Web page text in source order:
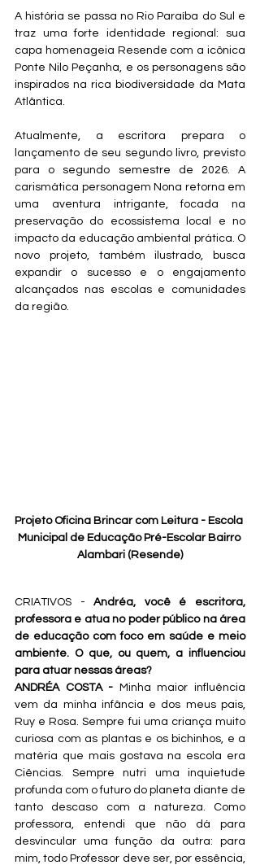
A história se passa no Rio Paraíba do Sul e
traz uma forte identidade regional: sua
capa homenageia Resende com a icônica
Ponte Nilo Peçanha, e os personagens são
inspirados na rica biodiversidade da Mata
Atlântica.
Atualmente, a escritora prepara o
lançamento de seu segundo livro, previsto
para o segundo semestre de 2026. A
carismática personagem Nona retorna em
uma aventura intrigante, focada na
preservação do ecossistema local e no
impacto da educação ambiental prática. O
novo projeto, também ilustrado, busca
expandir o sucesso e o engajamento
alcançados nas escolas e comunidades
da região.
Projeto Oficina Brincar com Leitura - Escola
Municipal de Educação Pré-Escolar Bairro
Alambari (Resende)
CRIATIVOS - Andréa, você é escritora,
professora e atua no poder público na área
de educação com foco em saúde e meio
ambiente. O que, ou quem, a influenciou
para atuar nessas áreas?
ANDRÉA COSTA -
Minha maior influência
vem da minha infância e dos meus pais,
Ruy e Rosa. Sempre fui uma criança muito
curiosa com as plantas e os bichinhos, e a
matéria que mais gostava na escola era
Ciências. Sempre nutri uma inquietude
profunda com o futuro do planeta diante de
tanto descaso com a natureza. Como
professora, entendi que não dá para
desvincular uma função da outra: para
mim, todo Professor deve ser, por essência,